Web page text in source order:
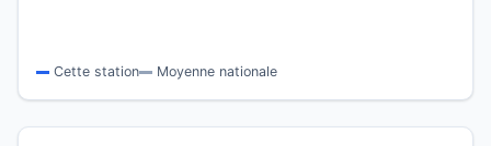
Cette station Moyenne nationale